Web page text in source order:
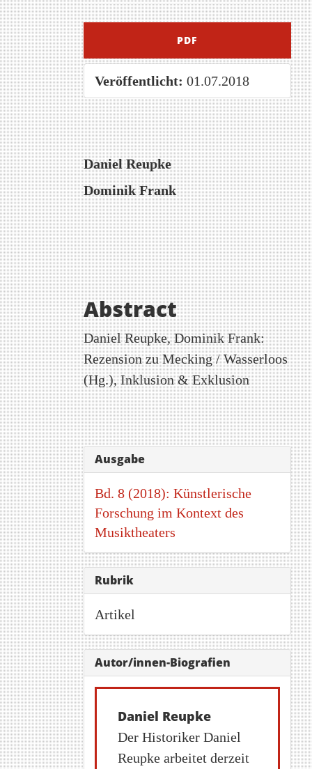
Artikel-
Sidebar
PDF
Veröffentlicht: 01.07.2018
Hauptsächlicher
Artikelinhalt
Daniel Reupke
Dominik Frank
Abstract
Daniel Reupke, Dominik Frank:
Rezension zu Mecking / Wasserloos
(Hg.), Inklusion & Exklusion
Artikel-
Details
Ausgabe
Bd. 8 (2018): Künstlerische
Forschung im Kontext des
Musiktheaters
Rubrik
Artikel
Autor/innen-Biografien
Daniel Reupke
Der Historiker Daniel
Reupke arbeitet derzeit